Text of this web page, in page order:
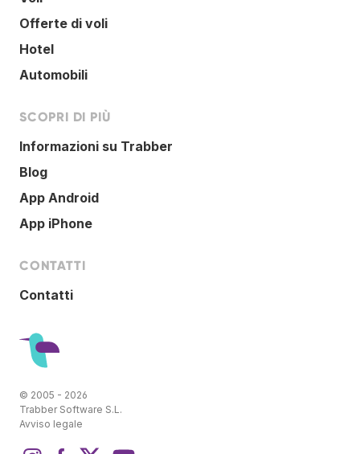
Offerte di voli
Hotel
Automobili
SCOPRI DI PIÙ
Informazioni su Trabber
Blog
App Android
App iPhone
CONTATTI
Contatti
© 2005 - 2026
Trabber Software S.L.
Avviso legale